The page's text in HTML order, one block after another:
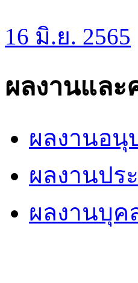
16 มิ.ย. 2565
ผลงานและ
ผลงานอนุ
ผลงานปร
ผลงานบุค